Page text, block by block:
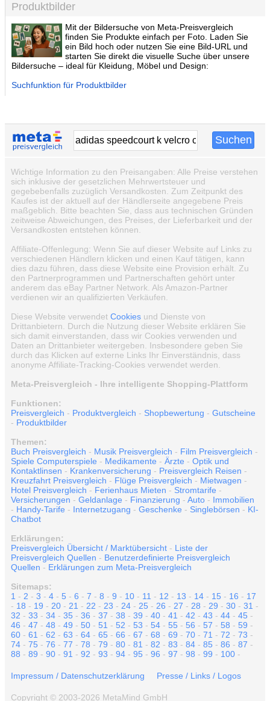
Produktbilder
Mit der Bildersuche von Meta-Preisvergleich
finden Sie Produkte einfach per Foto. Laden Sie
ein Bild hoch oder nutzen Sie eine Bild-URL und
starten Sie direkt die visuelle Suche über unsere
Bildersuche – ideal für Kleidung, Möbel und Design:
Suchfunktion für Produktbilder
Wichtige Information zu den Preisangaben: Alle Preise verstehen
sich inklusive der gesetzlichen Mehrwertsteuer und
gegebebenfalls zuzüglich Versandkosten. Zum Zeitpunkt des
Kaufes ist der aktuell auf der Händlerseite angegebene Preis
maßgeblich. Bitte beachten Sie, dass aus technischen Gründen
zeitweise Abweichungen, des Preises, der Lieferbarkeit und der
Versandkosten entstehen können.
Affiliate-Offenlegung: Wenn Sie auf dieser Website auf Links zu
verschiedenen Händlern klicken und einen Kauf tätigen, kann
dies dazu führen, dass diese Website eine Provision erhält. Zu
den Partnerprogrammen und Partnerschaften gehört unter
anderem das eBay Partner Network. Als Amazon-Partner
verdienen wir an qualifizierten Verkäufen.
Diese Website verwendet Cookies und Dienste von
Drittanbietern. Durch die Nutzung dieser Website erklären Sie
sich damit einverstanden, dass wir Cookies verwenden und
Daten an Drittanbieter weitergeben. Insbesondere geben Sie
durch das Klicken auf externe Links Ihr Einverständnis, dass
anonyme Affiliate-Tracking-Cookies verwendet werden.
Meta-Preisvergleich - Ihre intelligente Shopping-Plattform
Funktionen:
Preisvergleich - Produktvergleich - Shopbewertung - Gutscheine
- Produktbilder
Themen:
Buch Preisvergleich - Musik Preisvergleich - Film Preisvergleich -
Spiele Computerspiele - Medikamente - Ärzte - Optik und
Kontaktlinsen - Krankenversicherung - Preisvergleich Reisen -
Kreuzfahrt Preisvergleich - Flüge Preisvergleich - Mietwagen -
Hotel Preisvergleich - Ferienhaus Mieten - Stromtarife -
Versicherungen - Geldanlage - Finanzierung - Auto - Immobilien
- Handy-Tarife - Internetzugang - Geschenke - Singlebörsen - KI-
Chatbot
Erklärungen:
Preisvergleich Übersicht / Marktübersicht - Liste der
Preisvergleich Quellen - Benutzerdefinierte Preisvergleich
Quellen - Erklärungen zum Meta-Preisvergleich
Sitemaps:
1 - 2 - 3 - 4 - 5 - 6 - 7 - 8 - 9 - 10 - 11 - 12 - 13 - 14 - 15 - 16 - 17
- 18 - 19 - 20 - 21 - 22 - 23 - 24 - 25 - 26 - 27 - 28 - 29 - 30 - 31 -
32 - 33 - 34 - 35 - 36 - 37 - 38 - 39 - 40 - 41 - 42 - 43 - 44 - 45 -
46 - 47 - 48 - 49 - 50 - 51 - 52 - 53 - 54 - 55 - 56 - 57 - 58 - 59 -
60 - 61 - 62 - 63 - 64 - 65 - 66 - 67 - 68 - 69 - 70 - 71 - 72 - 73 -
74 - 75 - 76 - 77 - 78 - 79 - 80 - 81 - 82 - 83 - 84 - 85 - 86 - 87 -
88 - 89 - 90 - 91 - 92 - 93 - 94 - 95 - 96 - 97 - 98 - 99 - 100 -
Impressum / Datenschutzerklärung Presse / Links / Logos
Copyright © 2003-2026 MetaMind GmbH